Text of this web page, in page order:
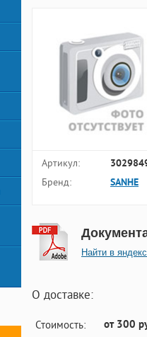
Артикул:
Бренд: SANHE
Найти в яндекс
О доставке:
Стоимость: от 300